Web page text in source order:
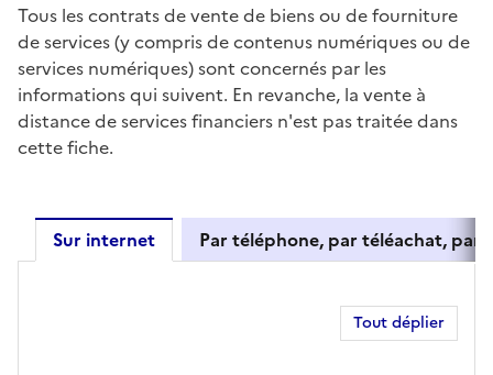
Tous les contrats de vente de biens ou de fourniture
de services (y compris de contenus numériques ou de
services numériques) sont concernés par les
informations qui suivent. En revanche, la vente à
distance de services financiers n'est pas traitée dans
cette fiche.
Sur internet Par téléphone, par téléachat, par
Tout déplier